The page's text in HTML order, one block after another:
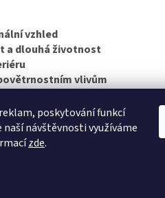
poskytování funkcí
návštěvnosti využíváme
zde.
vzhled
a dlouhá životnost
vlivům
výběrem nebo potřebným